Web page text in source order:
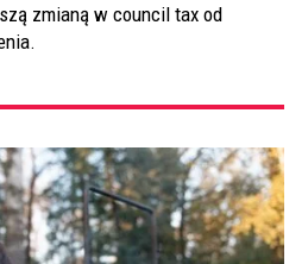
zmianą w council tax od